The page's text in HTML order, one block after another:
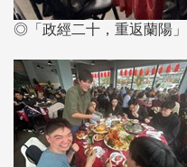
◎「政經二十，重返蘭陽